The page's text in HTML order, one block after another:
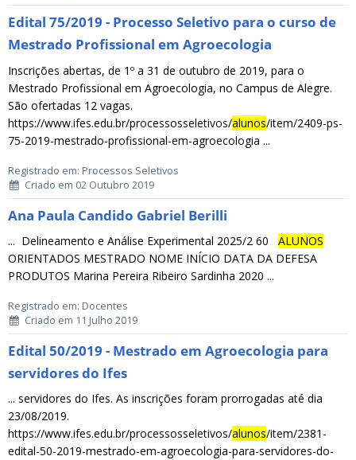
Edital 75/2019 - Processo Seletivo para o curso de
Mestrado Profissional em Agroecologia
Inscrições abertas, de 1º a 31 de outubro de 2019, para o
Mestrado Profissional em Agroecologia, no Campus de Alegre.
São ofertadas 12 vagas.
https://www.ifes.edu.br/processosseletivos/alunos/item/2409-ps-
75-2019-mestrado-profissional-em-agroecologia ...
Registrado em: Processos Seletivos
Criado em 02 Outubro 2019
Ana Paula Candido Gabriel Berilli
... Delineamento e Análise Experimental 2025/2 60 ALUNOS
ORIENTADOS MESTRADO NOME INÍCIO DATA DA DEFESA
PRODUTOS Marina Pereira Ribeiro Sardinha 2020 ...
Registrado em: Docentes
Criado em 11 Julho 2019
Edital 50/2019 - Mestrado em Agroecologia para
servidores do Ifes
... servidores do Ifes. As inscrições foram prorrogadas até dia
23/08/2019.
https://www.ifes.edu.br/processosseletivos/alunos/item/2381-
edital-50-2019-mestrado-em-agroecologia-para-servidores-do-